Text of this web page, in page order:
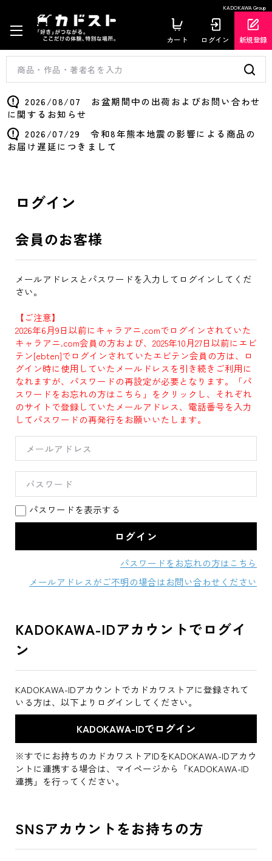
KADOKAWA Group
カート ログイン 新規登録
2026/08/07 お盆期間中の出荷およびお問い合わせ
に関するお知らせ
2026/07/29 令和8年熊本地震の影響による商品の
お届け遅延につきまして
ログイン
会員のお客様
メールアドレスとパスワードを入力してログインしてくだ
さい。
【ご注意】
2026年6月9日以前にキャラアニ.comでログインされていた
キャラアニ.com会員の方および、2025年10月27日以前にエビ
テン[ebten]でログインされていたエビテン会員の方は、ロ
グイン時に使用していたメールドレスを引き続きご利用に
なれますが、パスワードの再設定が必要となります。「パ
スワードをお忘れの方はこちら」をクリックし、それぞれ
のサイトで登録していたメールアドレス、電話番号を入力
してパスワードの再発行をお願いいたします。
パスワードを表示する
パスワードをお忘れの方はこちら
メールアドレスがご不明の場合はお問い合わせください
KADOKAWA-IDアカウントでログイ
ン
KADOKAWA-IDアカウントでカドカワストアに登録されて
いる方は、以下よりログインしてください。
※すでにお持ちのカドカワストアIDをKADOKAWA-IDアカウ
ントに連携する場合は、マイページから「KADOKAWA-ID
連携」を行ってください。
SNSアカウントをお持ちの方